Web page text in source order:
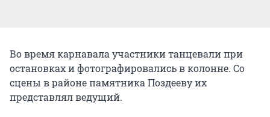
Во время карнавала участники танцевали при
остановках и фотографировались в колонне. Со
сцены в районе памятника Поздееву их
представлял ведущий.